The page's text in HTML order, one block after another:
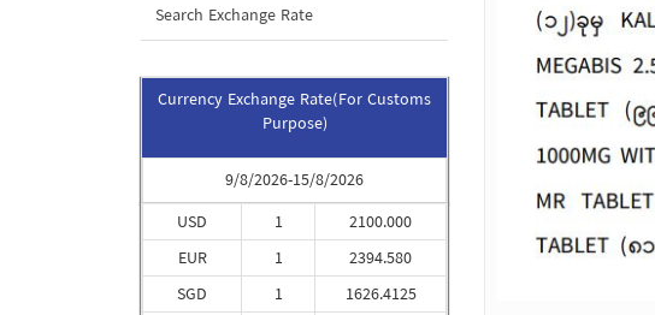
Search Exchange Rate
Currency Exchange Rate(For Customs
Purpose)
9/8/2026-15/8/2026
USD
EUR
SGD
1
1
1
2100.000
2394.580
1626.4125